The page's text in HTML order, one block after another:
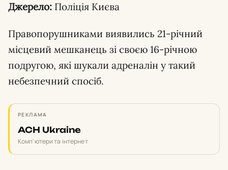
Джерело: Поліція Києва
Правопорушниками виявились 21-річний
місцевий мешканець зі своєю 16-річною
подругою, які шукали адреналін у такий
небезпечний спосіб.
РЕКЛАМА
ACH Ukraine
Комп'ютери та інтернет